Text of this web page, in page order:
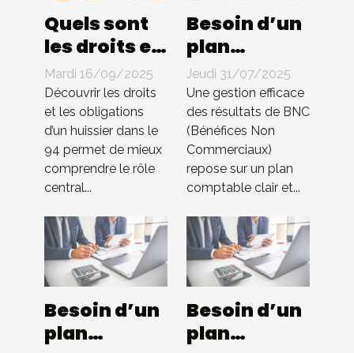
Quels sont
les droits et
les
obligations
d'un
huissier
dans le 94 ?
Mardi 16/09/2025
Découvrir les droits
et les obligations
d’un huissier dans le
94 permet de mieux
comprendre le rôle
central...
Besoin d’un
plan
comptable
pour BNC ?
Compta 4
You
s’occupe de
tout !
Jeudi 31/07/2025
Une gestion efficace
des résultats de BNC
(Bénéfices Non
Commerciaux)
repose sur un plan
comptable clair et...
Besoin d’un
plan
Besoin d’un
plan